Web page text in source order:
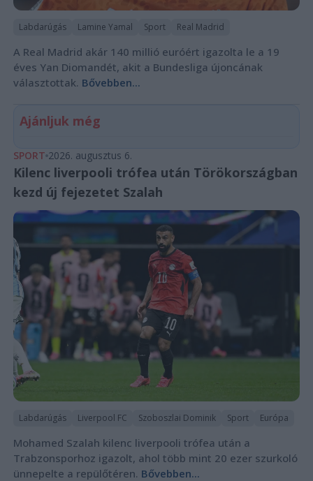
Labdarúgás Lamine Yamal Sport Real Madrid
A Real Madrid akár 140 millió euróért igazolta le a 19
éves Yan Diomandét, akit a Bundesliga újoncának
választottak. Bővebben...
Ajánljuk még
SPORT 2026. augusztus 6.
Kilenc liverpooli trófea után Törökországban
kezd új fejezetet Szalah
Labdarúgás Liverpool FC Szoboszlai Dominik Sport Európa
Mohamed Szalah kilenc liverpooli trófea után a
Trabzonsporhoz igazolt, ahol több mint 20 ezer szurkoló
ünnepelte a repülőtéren. Bővebben...